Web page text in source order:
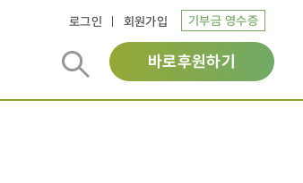
로그인 회원가입 기부금 영수증
바로후원하기